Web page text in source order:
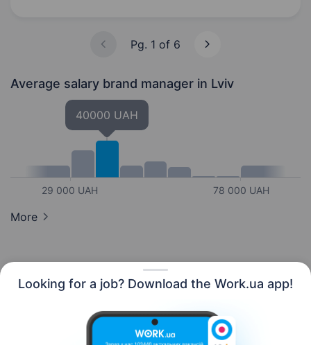
Looking for a job? Download the Work.ua app!
Pg. 1 of 6
Average salary brand manager in Lviv
29 000 UAH
40000 UAH
78 000 UAH
More